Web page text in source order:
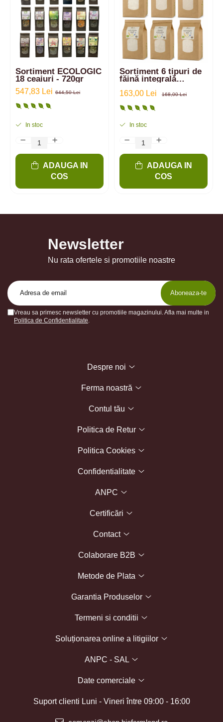
Sortiment ECOLOGIC
18 ceaiuri - 720gr
644,50 Lei
547,83 Lei
In stoc
ADAUGA IN
COS
Sortiment 6 tipuri de
făină integrală
Einkorn, Spelta,
amestec | 6 kg
168,00 Lei
163,00 Lei
In stoc
ADAUGA IN
COS
Newsletter
Nu rata ofertele si promotiile noastre
Vreau sa primesc newsletter cu promotiile magazinului. Afla mai multe in
Politica de Confidentialitate
Despre noi
Ferma noastră
Contul tău
Politica de Retur
Politica Cookies
Confidentialitate
ANPC
Certificări
Contact
Colaborare B2B
Metode de Plata
Garantia Produselor
Termeni si conditii
Soluționarea online a litigiilor
ANPC - SAL
Date comerciale
Suport clienti Luni - Vineri între 09:00 - 16:00